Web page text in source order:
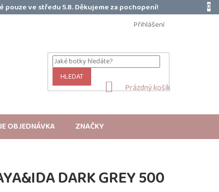
pouze ve středu 5.8. Děkujeme za pochopení!
Přihlášení
HLEDAT
NÁKUPNÍ
Prázdný košík
OBJEDNÁVKA ZNAČKY
DARK GREY 500